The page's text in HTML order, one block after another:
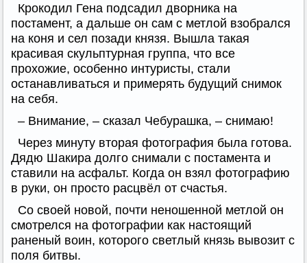
Крокодил Гена подсадил дворника на
постамент, а дальше он сам с метлой взобрался
на коня и сел позади князя. Вышла такая
красивая скульптурная группа, что все
прохожие, особенно интуристы, стали
останавливаться и примерять будущий снимок
на себя.
– Внимание, – сказал Чебурашка, – снимаю!
Через минуту вторая фотография была готова.
Дядю Шакира долго снимали с постамента и
ставили на асфальт. Когда он взял фотографию
в руки, он просто расцвёл от счастья.
Со своей новой, почти неношенной метлой он
смотрелся на фотографии как настоящий
раненый воин, которого светлый князь вывозит с
поля битвы.